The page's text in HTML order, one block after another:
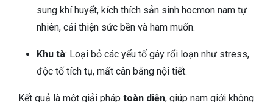
sung khí huyết, kích thích sản sinh hocmon nam tự
nhiên, cải thiện sức bền và ham muốn.
Khu tà: Loại bỏ các yếu tố gây rối loạn như stress,
độc tố tích tụ, mất cân bằng nội tiết.
Kết quả là một giải pháp toàn diện, giúp nam giới không